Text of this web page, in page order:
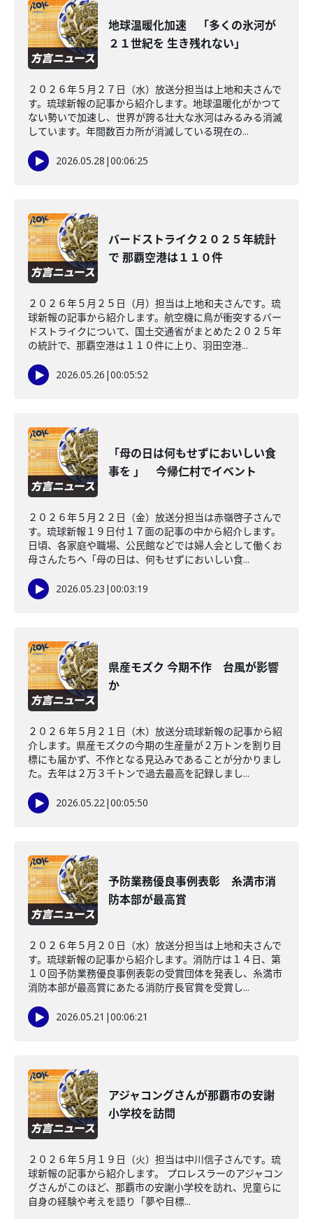
地球温暖化加速 「多くの氷河が
２１世紀を 生き残れない」
２０２６年５月２７日（水）放送分担当は上地和夫さんで
す。琉球新報の記事から紹介します。地球温暖化がかつて
ない勢いで加速し、世界が誇る壮大な氷河はみるみる消滅
しています。年間数百カ所が消滅している現在の...
2026.05.28 |00:06:25
バードストライク２０２５年統計
で 那覇空港は１１０件
２０２６年５月２５日（月）担当は上地和夫さんです。琉
球新報の記事から紹介します。航空機に鳥が衝突するバー
ドストライクについて、国土交通省がまとめた２０２５年
の統計で、那覇空港は１１０件に上り、羽田空港...
2026.05.26 |00:05:52
「母の日は何もせずにおいしい食
事を 」 今帰仁村でイベント
２０２６年５月２２日（金）放送分担当は赤嶺啓子さんで
す。琉球新報１９日付１７面の記事の中から紹介します。
日頃、各家庭や職場、公民館などでは婦人会として働くお
母さんたちへ「母の日は、何もせずにおいしい食...
2026.05.23 |00:03:19
県産モズク 今期不作 台風が影響
か
２０２６年５月２１日（木）放送分琉球新報の記事から紹
介します。県産モズクの今期の生産量が２万トンを割り目
標にも届かず、不作となる見込みであることが分かりまし
た。去年は２万３千トンで過去最高を記録しまし...
2026.05.22|00:05:50
予防業務優良事例表彰 糸満市消
防本部が最高賞
２０２６年５月２０日（水）放送分担当は上地和夫さんで
す。琉球新報の記事から紹介します。消防庁は１４日、第
１０回予防業務優良事例表彰の受賞団体を発表し、糸満市
消防本部が最高賞にあたる消防庁長官賞を受賞し...
2026.05.21 |00:06:21
アジャコングさんが那覇市の安謝
小学校を訪問
２０２６年５月１９日（火）担当は中川信子さんです。琉
球新報の記事から紹介します。 プロレスラーのアジャコン
グさんがこのほど、那覇市の安謝小学校を訪れ、児童らに
自身の経験や考えを語り「夢や目標...